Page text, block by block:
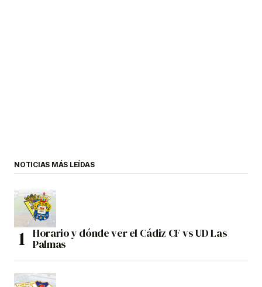
NOTICIAS MÁS LEÍDAS
Horario y dónde ver el Cádiz CF vs UD Las
Palmas